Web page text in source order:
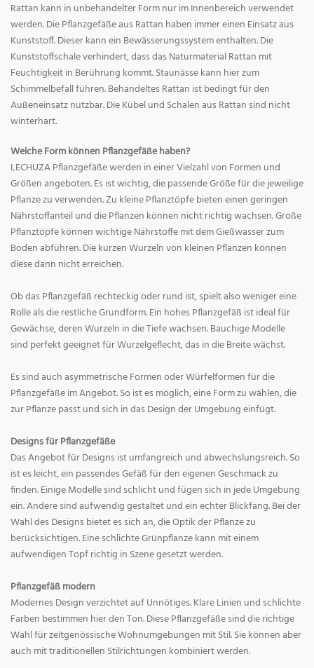
Rattan kann in unbehandelter Form nur im Innenbereich verwendet
werden. Die Pflanzgefäße aus Rattan haben immer einen Einsatz aus
Kunststoff. Dieser kann ein Bewässerungssystem enthalten. Die
Kunststoffschale verhindert, dass das Naturmaterial Rattan mit
Feuchtigkeit in Berührung kommt. Staunässe kann hier zum
Schimmelbefall führen. Behandeltes Rattan ist bedingt für den
Außeneinsatz nutzbar. Die Kübel und Schalen aus Rattan sind nicht
winterhart.
Welche Form können Pflanzgefäße haben?
LECHUZA Pflanzgefäße werden in einer Vielzahl von Formen und
Größen angeboten. Es ist wichtig, die passende Größe für die jeweilige
Pflanze zu verwenden. Zu kleine Pflanztöpfe bieten einen geringen
Nährstoffanteil und die Pflanzen können nicht richtig wachsen. Große
Pflanztöpfe können wichtige Nährstoffe mit dem Gießwasser zum
Boden abführen. Die kurzen Wurzeln von kleinen Pflanzen können
diese dann nicht erreichen.
Ob das Pflanzgefäß rechteckig oder rund ist, spielt also weniger eine
Rolle als die restliche Grundform. Ein hohes Pflanzgefäß ist ideal für
Gewächse, deren Wurzeln in die Tiefe wachsen. Bauchige Modelle
sind perfekt geeignet für Wurzelgeflecht, das in die Breite wächst.
Es sind auch asymmetrische Formen oder Würfelformen für die
Pflanzgefäße im Angebot. So ist es möglich, eine Form zu wählen, die
zur Pflanze passt und sich in das Design der Umgebung einfügt.
Designs für Pflanzgefäße
Das Angebot für Designs ist umfangreich und abwechslungsreich. So
ist es leicht, ein passendes Gefäß für den eigenen Geschmack zu
finden. Einige Modelle sind schlicht und fügen sich in jede Umgebung
ein. Andere sind aufwendig gestaltet und ein echter Blickfang. Bei der
Wahl des Designs bietet es sich an, die Optik der Pflanze zu
berücksichtigen. Eine schlichte Grünpflanze kann mit einem
aufwendigen Topf richtig in Szene gesetzt werden.
Pflanzgefäß modern
Modernes Design verzichtet auf Unnötiges. Klare Linien und schlichte
Farben bestimmen hier den Ton. Diese Pflanzgefäße sind die richtige
Wahl für zeitgenössische Wohnumgebungen mit Stil. Sie können aber
auch mit traditionellen Stilrichtungen kombiniert werden.